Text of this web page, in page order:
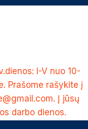
I-V nuo 10-
Prašome rašykite į
Į jūsų
darbo dienos.